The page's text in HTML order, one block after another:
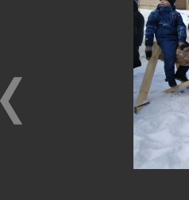
Общественная приемная
Фоторепортажи
Депутат Михаил Ансимов